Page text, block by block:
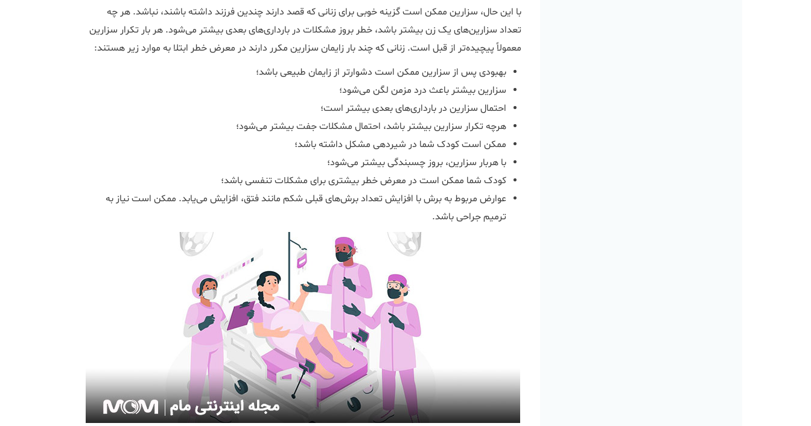
با این حال، سزارین ممکن است گزینه خوبی برای زنانی که قصد دارند چندین فرزند داشته باشند، نباشد. هر چه
تعداد سزارین‌های یک زن بیشتر باشد، خطر بروز مشکلات در بارداری‌های بعدی بیشتر می‌شود. هر بار تکرار سزارین
معمولاً پیچیده‌تر از قبل است. زنانی که چند بار زایمان سزارین مکرر دارند در معرض خطر ابتلا به موارد زیر هستند:
بهبودی پس از سزارین ممکن است دشوارتر از زایمان طبیعی باشد؛
سزارین بیشتر باعث درد مزمن لگن می‌شود؛
احتمال سزارین در بارداری‌های بعدی بیشتر است؛
هرچه تکرار سزارین بیشتر باشد، احتمال مشکلات جفت بیشتر می‌شود؛
ممکن است کودک شما در شیردهی مشکل داشته باشد؛
با هربار سزارین، بروز چسبندگی بیشتر می‌شود؛
کودک شما ممکن است در معرض خطر بیشتری برای مشکلات تنفسی باشد؛
عوارض مربوط به برش با افزایش تعداد برش‌های قبلی شکم مانند فتق، افزایش می‌یابد. ممکن است نیاز به
ترمیم جراحی باشد.